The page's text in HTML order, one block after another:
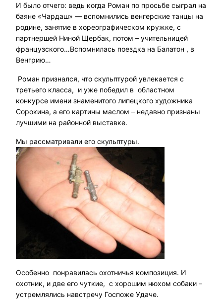
И было отчего: ведь когда Роман по просьбе сыграл на
баяне «Чардаш» — вспомнились венгерские танцы на
родине, занятие в хореографическом кружке, с
партнершей Ниной Щербак, потом – учительницей
французского…Вспомнилась поездка на Балатон , в
Венгрию…
Роман признался, что скульптурой увлекается с
третьего класса, и уже победил в областном
конкурсе имени знаменитого липецкого художника
Сорокина, а его картины маслом – недавно признаны
лучшими на районной выставке.
Мы рассматривали его скульптуры.
Особенно понравилась охотничья композиция. И
охотник, и две его чуткие, с хорошим нюхом собаки –
устремлялись навстречу Госпоже Удаче.